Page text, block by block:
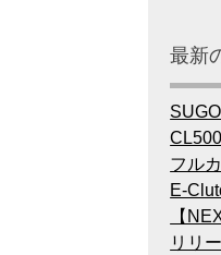
最新
フル
E-
【
リリ